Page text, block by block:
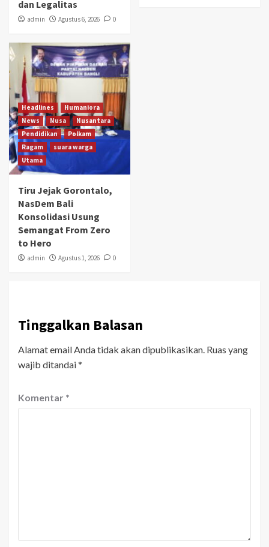
dan Legalitas
admin Agustus 6, 2026 0
Headlines
Humaniora
News
Nusa
Nusantara
Pendidikan
Polkam
Ragam
suara warga
Utama
Tiru Jejak Gorontalo,
NasDem Bali
Konsolidasi Usung
Semangat From Zero
to Hero
admin Agustus 1, 2026 0
Tinggalkan Balasan
Alamat email Anda tidak akan dipublikasikan. Ruas yang
wajib ditandai*
Komentar *